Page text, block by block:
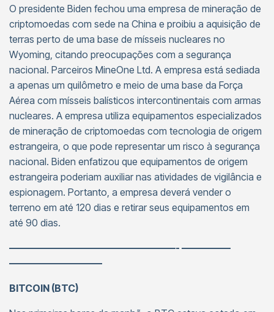
O presidente Biden fechou uma empresa de mineração de
criptomoedas com sede na China e proibiu a aquisição de
terras perto de uma base de mísseis nucleares no
Wyoming, citando preocupações com a segurança
nacional. Parceiros MineOne Ltd. A empresa está sediada
a apenas um quilômetro e meio de uma base da Força
Aérea com mísseis balísticos intercontinentais com armas
nucleares. A empresa utiliza equipamentos especializados
de mineração de criptomoedas com tecnologia de origem
estrangeira, o que pode representar um risco à segurança
nacional. Biden enfatizou que equipamentos de origem
estrangeira poderiam auxiliar nas atividades de vigilância e
espionagem. Portanto, a empresa deverá vender o
terreno em até 120 dias e retirar seus equipamentos em
até 90 dias.
—————————————————- —————
—————————–
BITCOIN (BTC)